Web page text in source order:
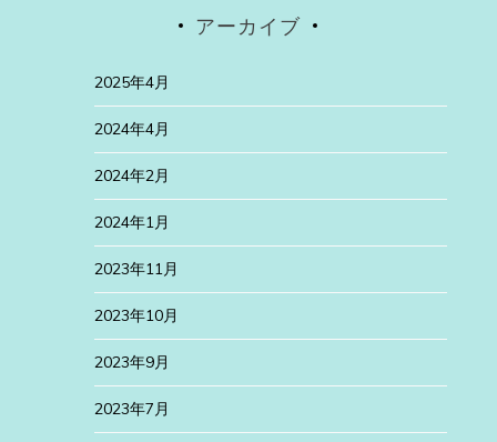
アーカイブ
2025年4月
2024年4月
2024年2月
2024年1月
2023年11月
2023年10月
2023年9月
2023年7月